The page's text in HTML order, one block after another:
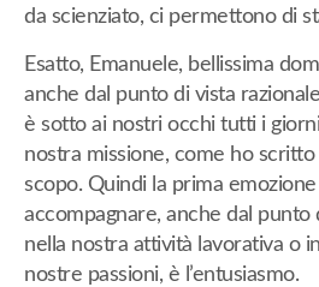
da scienziato, ci permettono di
Esatto, Emanuele, bellissima
anche dal punto di vista
è sotto ai nostri occhi tutti i
nostra missione, come ho
scopo. Quindi la prima
accompagnare, anche dal punto
nella nostra attività lavorativa o
nostre passioni, è l’entusiasmo.